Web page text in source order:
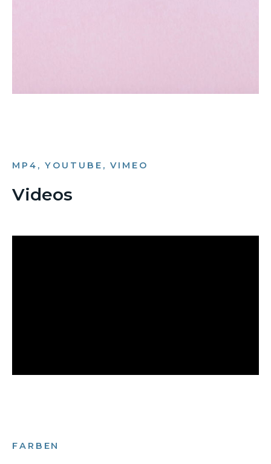
MP4, YOUTUBE, VIMEO
Videos
FARBEN